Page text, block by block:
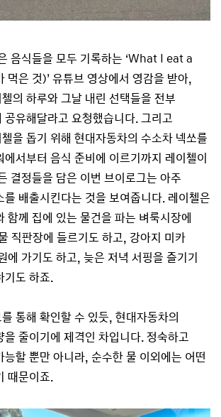
음식들을 모두 기록하는 ‘What I eat a
먹은 것)’ 유튜브 영상에서 영감을 받아,
의 하루와 그날 내린 선택들을 전부
공유해달라고 요청했습니다. 그리고
을 돕기 위해 현대자동차의 수소차 넥쏘를
서부터 음식 준비에 이르기까지 레이첼이
결정들을 담은 이번 브이로그는 아주
를 배출시킨다는 것을 보여줍니다. 레이첼은
함께 집에 있는 물건을 파는 벼룩시장에
직판장에 들르기도 하고, 강아지 미카
가기도 하고, 늦은 저녁 서핑을 즐기기
기도 하죠.
통해 확인할 수 있듯, 현대자동차의
을 줄이기에 제격인 차입니다. 정숙하고
능할 뿐만 아니라, 순수한 물 이외에는 어떤
때문이죠.